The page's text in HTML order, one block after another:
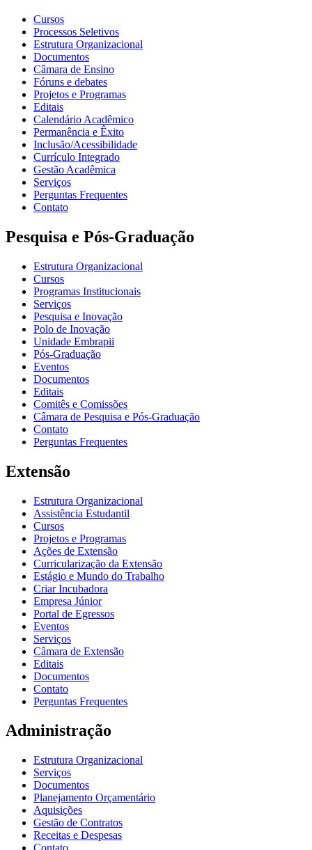
Cursos
Processos Seletivos
Estrutura Organizacional
Documentos
Câmara de Ensino
Fóruns e debates
Projetos e Programas
Editais
Calendário Acadêmico
Permanência e Êxito
Inclusão/Acessibilidade
Currículo Integrado
Gestão Acadêmica
Serviços
Perguntas Frequentes
Contato
Pesquisa e Pós-Graduação
Estrutura Organizacional
Cursos
Programas Institucionais
Serviços
Pesquisa e Inovação
Polo de Inovação
Unidade Embrapii
Pós-Graduação
Eventos
Documentos
Editais
Comitês e Comissões
Câmara de Pesquisa e Pós-Graduação
Contato
Perguntas Frequentes
Extensão
Estrutura Organizacional
Assistência Estudantil
Cursos
Projetos e Programas
Ações de Extensão
Curricularização da Extensão
Estágio e Mundo do Trabalho
Criar Incubadora
Empresa Júnior
Portal de Egressos
Eventos
Serviços
Câmara de Extensão
Editais
Documentos
Contato
Perguntas Frequentes
Administração
Estrutura Organizacional
Serviços
Documentos
Planejamento Orçamentário
Aquisições
Gestão de Contratos
Receitas e Despesas